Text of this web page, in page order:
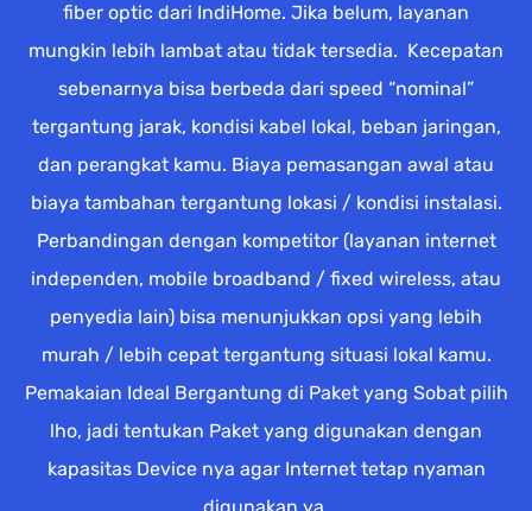
fiber optic dari IndiHome. Jika belum, layanan
mungkin lebih lambat atau tidak tersedia. Kecepatan
sebenarnya bisa berbeda dari speed “nominal”
tergantung jarak, kondisi kabel lokal, beban jaringan,
dan perangkat kamu. Biaya pemasangan awal atau
biaya tambahan tergantung lokasi / kondisi instalasi.
Perbandingan dengan kompetitor (layanan internet
independen, mobile broadband / fixed wireless, atau
penyedia lain) bisa menunjukkan opsi yang lebih
murah / lebih cepat tergantung situasi lokal kamu.
Pemakaian Ideal Bergantung di Paket yang Sobat pilih
lho, jadi tentukan Paket yang digunakan dengan
kapasitas Device nya agar Internet tetap nyaman